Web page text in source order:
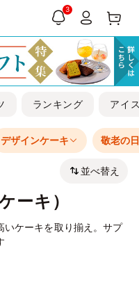
3
ランキング アイ
デザインケーキ 敬老の
並べ替え
ーキ）
いケーキを取り揃え。サプ